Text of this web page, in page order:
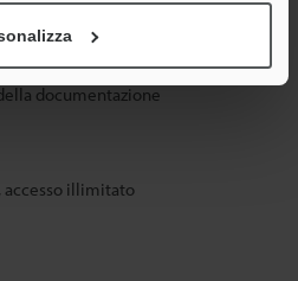
documentazione
accesso illimitato